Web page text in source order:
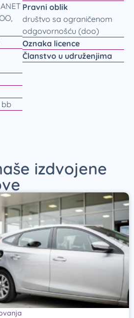
bb
Pravni oblik
društvo sa ograničenom
odgovornošću (doo)
Oznaka licence
Članstvo u udruženjima
izdvojene